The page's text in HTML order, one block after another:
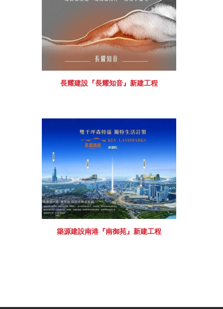
長耀建設『長耀知音』新建工程
築源建設南港『南御苑』新建工程